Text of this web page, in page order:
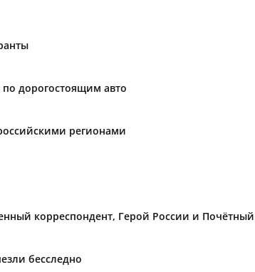
дорогостоящим авто
регионами
корреспондент, Герой России и
бесследно